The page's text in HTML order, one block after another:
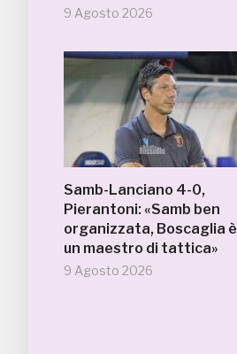
9 Agosto 2026
Samb-Lanciano 4-0,
Pierantoni: «Samb ben
organizzata, Boscaglia è
un maestro di tattica»
9 Agosto 2026